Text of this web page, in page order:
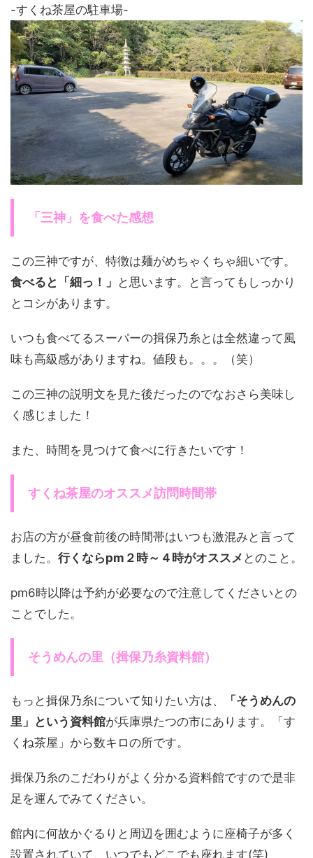
-すくね茶屋の駐車場-
「三神」を食べた感想
この三神ですが、特徴は麺がめちゃくちゃ細いです。
食べると「細っ！」 と思います。と言ってもしっかり
とコシがあります。
いつも食べてるスーパーの揖保乃糸とは全然違って風
味も高級感がありますね。値段も。。。（笑）
この三神の説明文を見た後だったのでなおさら美味し
く感じました！
また、時間を見つけて食べに行きたいです！
すくね茶屋のオススメ訪問時間帯
お店の方が昼食前後の時間帯はいつも激混みと言って
ました。 行くならpm２時～４時がオススメ とのこと。
pm6時以降は予約が必要なので注意してくださいとの
ことでした。
そうめんの里（揖保乃糸資料館）
もっと揖保乃糸について知りたい方は、
「そうめんの
里」という資料館が兵庫県たつの市にあります。「す
くね茶屋」から数キロの所です。
揖保乃糸のこだわりがよく分かる資料館ですので是非
足を運んでみてください。
館内に何故かぐるりと周辺を囲むように座椅子が多く
設置されていて、いつでもどこでも座れます(笑)